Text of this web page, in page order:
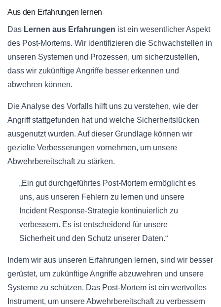
Aus den Erfahrungen lernen
Das Lernen aus Erfahrungen ist ein wesentlicher Aspekt
des Post-Mortems. Wir identifizieren die Schwachstellen in
unseren Systemen und Prozessen, um sicherzustellen,
dass wir zukünftige Angriffe besser erkennen und
abwehren können.
Die Analyse des Vorfalls hilft uns zu verstehen, wie der
Angriff stattgefunden hat und welche Sicherheitslücken
ausgenutzt wurden. Auf dieser Grundlage können wir
gezielte Verbesserungen vornehmen, um unsere
Abwehrbereitschaft zu stärken.
„Ein gut durchgeführtes Post-Mortem ermöglicht es
uns, aus unseren Fehlern zu lernen und unsere
Incident Response-Strategie kontinuierlich zu
verbessern. Es ist entscheidend für unsere
Sicherheit und den Schutz unserer Daten.“
Indem wir aus unseren Erfahrungen lernen, sind wir besser
gerüstet, um zukünftige Angriffe abzuwehren und unsere
Systeme zu schützen. Das Post-Mortem ist ein wertvolles
Instrument, um unsere Abwehrbereitschaft zu verbessern